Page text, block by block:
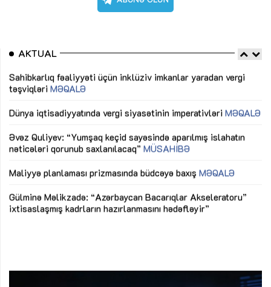
AKTUAL
Sahibkarlıq fəaliyyəti üçün inklüziv imkanlar yaradan vergi
təşviqləri MƏQALƏ
Dünya iqtisadiyyatında vergi siyasətinin imperativləri MƏQALƏ
Əvəz Quliyev: “Yumşaq keçid sayəsində aparılmış islahatın
nəticələri qorunub saxlanılacaq” MÜSAHİBƏ
Maliyyə planlaması prizmasında büdcəyə baxış MƏQALƏ
Gülminə Məlikzadə: “Azərbaycan Bacarıqlar Akseleratoru”
ixtisaslaşmış kadrların hazırlanmasını hədəfləyir”